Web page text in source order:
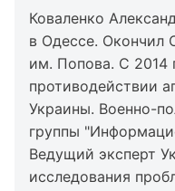
Коваленко
в Одессе. Окончил
им. Попова. С 2014
противодействии
Украины. Военно-
группы
Ведущий эксперт
исследования